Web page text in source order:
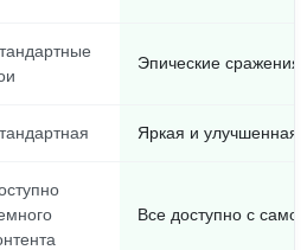
Эпические
Яркая и улучшенная
Все доступно с